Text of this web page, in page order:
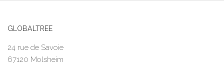
GLOBALTREE
24 rue de Savoie
67120 Molsheim